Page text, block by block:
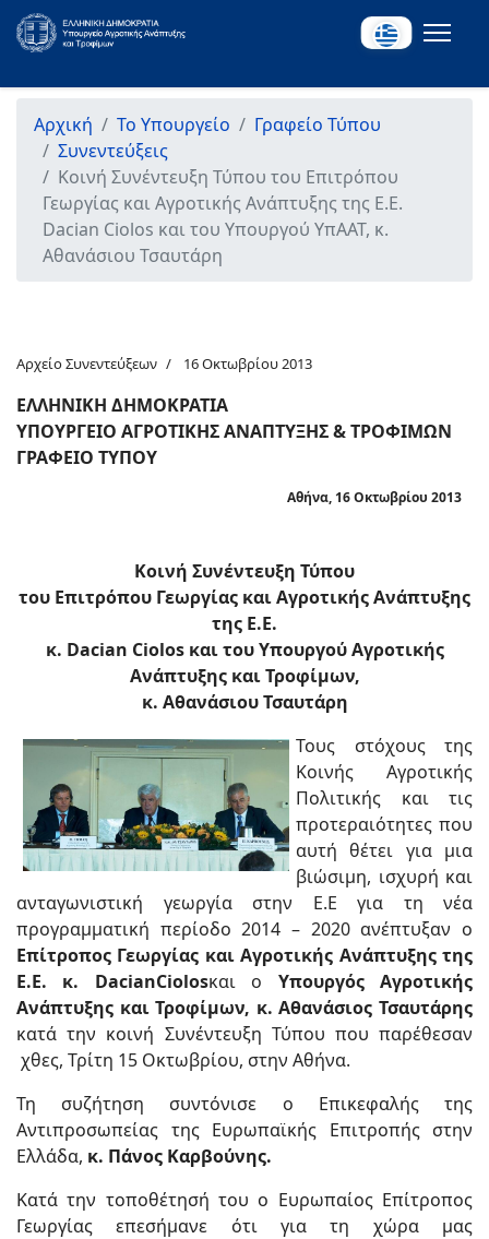
Αρχική Το Υπουργείο
Γραφείο Τύπου
Συνεντεύξεις
Kοινή Συνέντευξη Τύπου του Επιτρόπου
Γεωργίας και Αγροτικής Ανάπτυξης της Ε.Ε.
Dacian Ciolos και του Υπουργού ΥπΑΑΤ, κ.
Αθανάσιου Τσαυτάρη
Αρχείο Συνεντεύξεων 16 Οκτωβρίου 2013
ΕΛΛΗΝΙΚΗ ΔΗΜΟΚΡΑΤΙΑ
ΥΠΟΥΡΓΕΙΟ ΑΓΡΟΤΙΚΗΣ ΑΝΑΠΤΥΞΗΣ & ΤΡΟΦΙΜΩΝ
ΓΡΑΦΕΙΟ ΤΥΠΟΥ
Αθήνα, 16 Οκτωβρίου 2013
Kοινή Συνέντευξη Τύπου
του Επιτρόπου Γεωργίας και Αγροτικής Ανάπτυξης
της Ε.Ε.
κ. Dacian Ciolos και του Υπουργού Αγροτικής
Ανάπτυξης και Τροφίμων,
κ. Αθανάσιου Τσαυτάρη
Τους στόχους της
Κοινής Αγροτικής
Πολιτικής και τις
προτεραιότητες που
αυτή θέτει για μια
βιώσιμη, ισχυρή και
ανταγωνιστική γεωργία στην Ε.Ε για τη νέα
προγραμματική περίοδο 2014 – 2020 ανέπτυξαν ο
Επίτροπος Γεωργίας και Αγροτικής Ανάπτυξης της
Ε.Ε. κ. DacianCiolosκαι ο Υπουργός Αγροτικής
Ανάπτυξης και Τροφίμων, κ. Αθανάσιος Τσαυτάρης
κατά την κοινή Συνέντευξη Τύπου που παρέθεσαν
χθες, Τρίτη 15 Οκτωβρίου, στην Αθήνα.
Τη συζήτηση συντόνισε ο Επικεφαλής της
Αντιπροσωπείας της Ευρωπαϊκής Επιτροπής στην
Ελλάδα, κ. Πάνος Καρβούνης.
Κατά την τοποθέτησή του ο Ευρωπαίος Επίτροπος
Γεωργίας επεσήμανε ότι για τη χώρα μας